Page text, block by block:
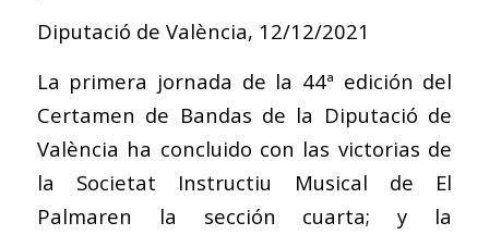
Diputació de València, 12/12/2021
La primera jornada de la 44ª edición del
Certamen de Bandas de la Diputació de
València ha concluido con las victorias de
la Societat Instructiu Musical de El
Palmaren la sección cuarta; y la